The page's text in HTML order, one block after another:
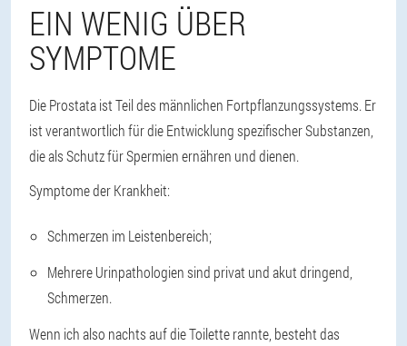
EIN WENIG ÜBER
SYMPTOME
Die Prostata ist Teil des männlichen Fortpflanzungssystems. Er
ist verantwortlich für die Entwicklung spezifischer Substanzen,
die als Schutz für Spermien ernähren und dienen.
Symptome der Krankheit:
Schmerzen im Leistenbereich;
Mehrere Urinpathologien sind privat und akut dringend,
Schmerzen.
Wenn ich also nachts auf die Toilette rannte, besteht das